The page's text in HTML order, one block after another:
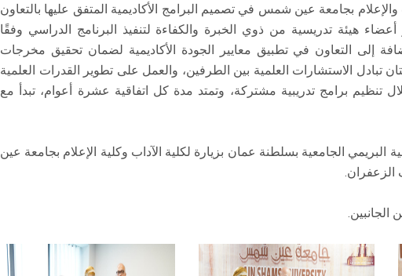
بجامعة عين شمس في تصميم البرامج الأكاديمية المتفق عليها بالتعاون
أعضاء هيئة تدريسية من ذوي الخبرة والكفاءة لتنفيذ البرنامج الدراسي وفقًا
إلى التعاون في تطبيق معايير الجودة الأكاديمية لضمان تحقيق مخرجات
تبادل الاستشارات العلمية بين الطرفين، والعمل على تطوير القدرات العلمية
تنظيم برامج تدريبية مشتركة، وتمتد مدة كل اتفاقية عشرة أعوام، تبدأ مع
البريمي الجامعية بسلطنة عمان بزيارة لكلية الآداب وكلية الإعلام بجامعة عين
الجانبين.